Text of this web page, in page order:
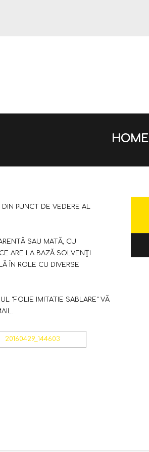
HOME
PUNCT DE VEDERE AL
SAU MATĂ, CU
ARE LA BAZĂ SOLVENȚI
ÎN ROLE CU DIVERSE
"FOLIE IMITATIE SABLARE" VĂ